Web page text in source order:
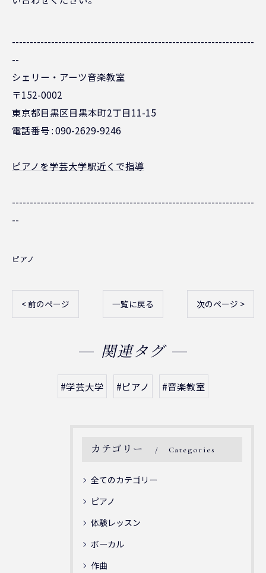
--------------------------------------------------------------------
--
シェリー・アーツ音楽教室
〒152-0002
東京都目黒区目黒本町2丁目11-15
電話番号 : 090-2629-9246
ピアノを学芸大学駅近くで指導
--------------------------------------------------------------------
--
ピアノ
< 前のページ 一覧に戻る 次のページ >
関連タグ
#学芸大学 #ピアノ #音楽教室
カテゴリー Categories
全てのカテゴリー
ピアノ
体験レッスン
ボーカル
作曲